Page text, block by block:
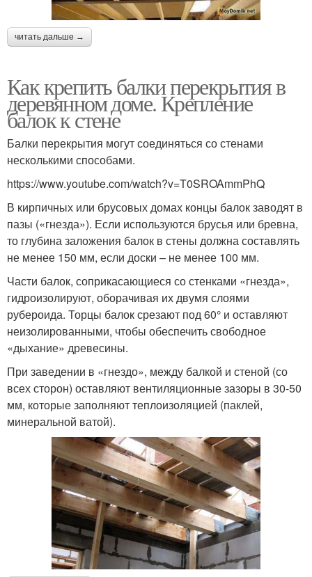
читать дальше →
Как крепить балки перекрытия в
деревянном доме. Крепление
балок к стене
Балки перекрытия могут соединяться со стенами
несколькими способами.
https://www.youtube.com/watch?v=T0SROAmmPhQ
В кирпичных или брусовых домах концы балок заводят в
пазы («гнезда»). Если используются брусья или бревна,
то глубина заложения балок в стены должна составлять
не менее 150 мм, если доски – не менее 100 мм.
Части балок, соприкасающиеся со стенками «гнезда»,
гидроизолируют, оборачивая их двумя слоями
рубероида. Торцы балок срезают под 60° и оставляют
неизолированными, чтобы обеспечить свободное
«дыхание» древесины.
При заведении в «гнездо», между балкой и стеной (со
всех сторон) оставляют вентиляционные зазоры в 30-50
мм, которые заполняют теплоизоляцией (паклей,
минеральной ватой).